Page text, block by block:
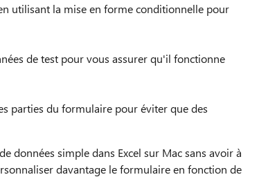
utilisant la mise en forme conditionnelle pour
de test pour vous assurer qu'il fonctionne
parties du formulaire pour éviter que des
données simple dans Excel sur Mac sans avoir à
davantage le formulaire en fonction de